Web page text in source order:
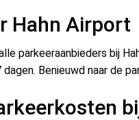
Hahn Airport
parkeeraanbieders bij
Benieuwd naar de